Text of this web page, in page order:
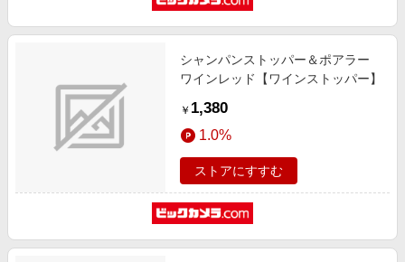
シャンパンストッパー＆ポアラー
ワインレッド【ワインストッパー】
￥ 1,380
1.0%
ストアにすすむ